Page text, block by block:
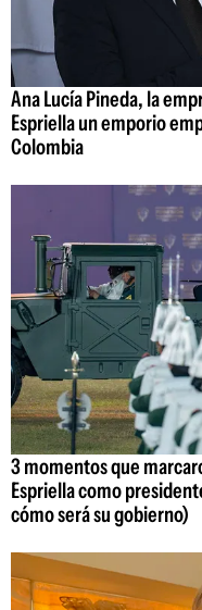
Ana Lucía Pineda, la
Espriella un emporio
Colombia
3 momentos que
Espriella como
cómo será su gobierno)